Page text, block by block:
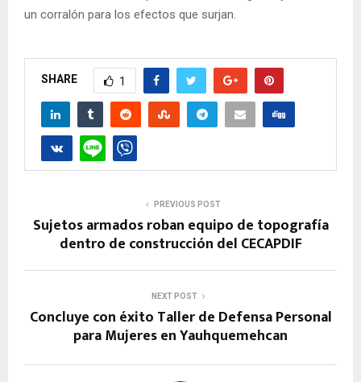
un corralón para los efectos que surjan.
SHARE 1
PREVIOUS POST
Sujetos armados roban equipo de topografía
dentro de construcción del CECAPDIF
NEXT POST
Concluye con éxito Taller de Defensa Personal
para Mujeres en Yauhquemehcan